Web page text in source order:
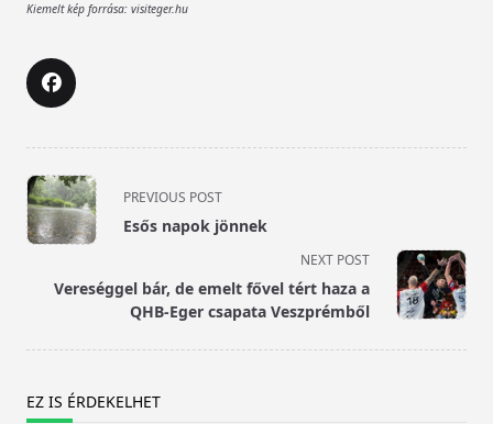
Kiemelt kép forrása: visiteger.hu
<span
class="nav-
subtitle
reader-
text">Page</span>
PREVIOUS POST
Esős napok jönnek
NEXT POST
Vereséggel bár, de emelt fővel tért haza a
QHB-Eger csapata Veszprémből
EZ IS ÉRDEKELHET